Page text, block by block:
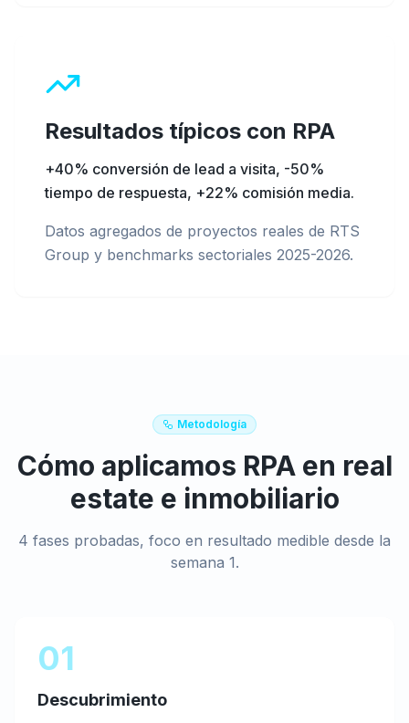
Resultados típicos con RPA
+40% conversión de lead a visita, -50%
tiempo de respuesta, +22% comisión media.
Datos agregados de proyectos reales de RTS
Group y benchmarks sectoriales 2025-2026.
Metodología
Cómo aplicamos RPAen real
estate e inmobiliario
4 fases probadas, foco en resultado medible desde la
semana 1.
01
Descubrimiento